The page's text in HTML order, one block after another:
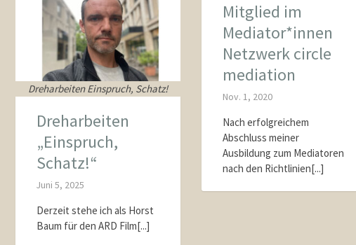
Dreharbeiten Einspruch, Schatz!
Dreharbeiten
„Einspruch,
Schatz!“
Juni 5, 2025
Derzeit stehe ich als Horst
Baum für den ARD Film[...]
Mitglied im
Mediator*innen
Netzwerk circle
mediation
Nov. 1, 2020
Nach erfolgreichem
Abschluss meiner
Ausbildung zum Mediatoren
nach den Richtlinien[...]